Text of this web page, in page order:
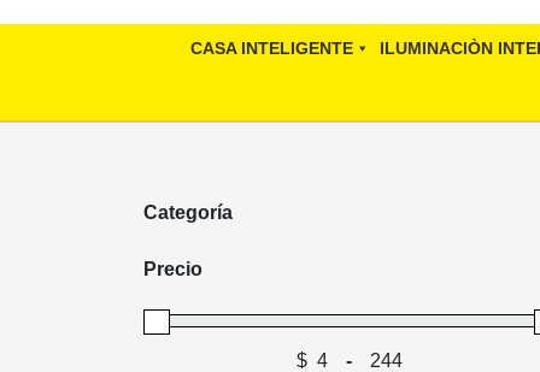
CASA INTELIGENTE ILUMINACIÒN
Categoría
Precio
$ -